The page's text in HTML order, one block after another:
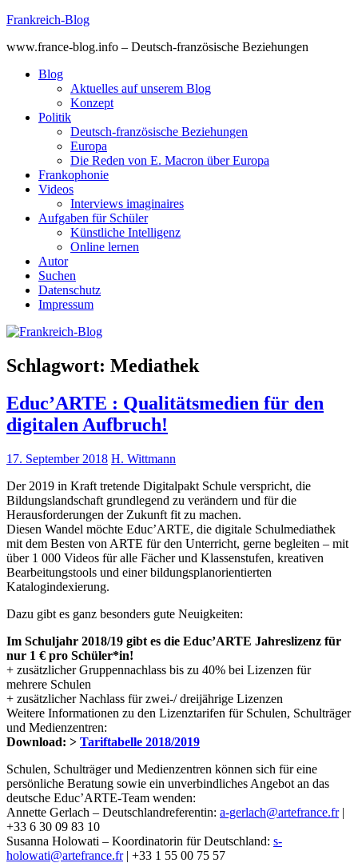
Skip
content
Frankreich-Blog
www.france-blog.info – Deutsch-französische Beziehungen
Blog
Aktuelles auf unserem Blog
Konzept
Politik
Deutsch-französische Beziehungen
Europa
Die Reden von E. Macron über Europa
Frankophonie
Videos
Interviews imaginaires
Aufgaben für Schüler
Künstliche Intelligenz
Online lernen
Autor
Suchen
Datenschutz
Impressum
Schlagwort: Mediathek
Educ’ARTE : Qualitätsmedien für den
digitalen Aufbruch!
17. September 2018 H. Wittmann
Der 2019 in Kraft tretende Digitalpakt Schule verspricht, die
Bildungslandschaft grundlegend zu verändern und für die
Herausforderungen der Zukunft fit zu machen.
Diesen Wandel möchte Educ’ARTE, die digitale Schulmediathek
mit dem Besten von ARTE für den Unterricht, gerne begleiten – mit
über 1 000 Videos für alle Fächer und Klassenstufen, kreativen
Bearbeitungstools und einer bildungsplanorientierten
Katalogindexierung.
Dazu gibt es ganz besonders gute Neuigkeiten:
Im Schuljahr 2018/19 gibt es die Educ’ARTE Jahreslizenz für
nur 1 € pro Schüler*in!
+ zusätzlicher Gruppennachlass bis zu 40% bei Lizenzen für
mehrere Schulen
+ zusätzlicher Nachlass für zwei-/ dreijährige Lizenzen
Weitere Informationen zu den Lizenztarifen für Schulen, Schulträger
und Medienzentren:
Download: > Tariftabelle 2018/2019
Schulen, Schulträger und Medienzentren können sich für eine
persönliche Beratung sowie ein unverbindliches Angebot an das
deutsche Educ’ARTE-Team wenden:
Annette Gerlach – Deutschlandreferentin: a-gerlach@artefrance.fr|
+33 6 30 09 83 10
Susanna Holowati – Koordinatorin für Deutschland: s-
holowati@artefrance.fr| +33 1 55 00 75 57